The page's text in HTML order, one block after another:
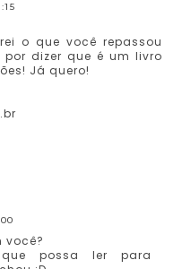
o que você repassou
por dizer que é um livro
Já quero!
você?
que possa ler para